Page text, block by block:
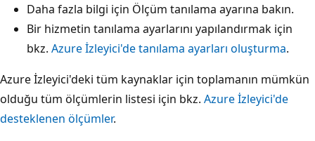
Daha fazla bilgi için Ölçüm tanılama ayarına bakın.
Bir hizmetin tanılama ayarlarını yapılandırmak için
bkz. Azure İzleyici'de tanılama ayarları oluşturma.
Azure İzleyici'deki tüm kaynaklar için toplamanın mümkün
olduğu tüm ölçümlerin listesi için bkz. Azure İzleyici'de
desteklenen ölçümler.